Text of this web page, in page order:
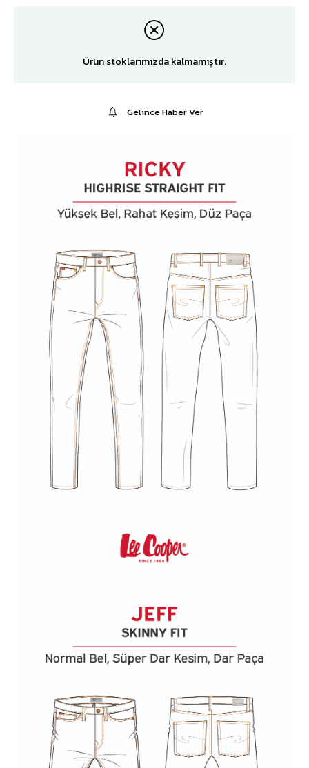
Ürün stoklarımızda kalmamıştır.
Gelince Haber Ver